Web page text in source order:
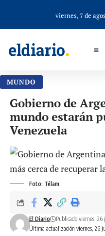
viernes, 7 de
MUNDO
Gobierno de
mundo estarán
Venezuela
Foto: Télam
Última actualización viernes, 26
El Diario Publicado viernes,